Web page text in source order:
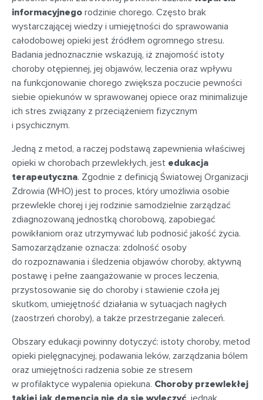
informacyjnego rodzinie chorego. Często brak
wystarczającej wiedzy i umiejętności do sprawowania
całodobowej opieki jest źródłem ogromnego stresu.
Badania jednoznacznie wskazują, iż znajomość istoty
choroby otępiennej, jej objawów, leczenia oraz wpływu
na funkcjonowanie chorego zwiększa poczucie pewności
siebie opiekunów w sprawowanej opiece oraz minimalizuje
ich stres związany z przeciążeniem fizycznym
i psychicznym.
Jedną z metod, a raczej podstawą zapewnienia właściwej
opieki w chorobach przewlekłych, jest edukacja
terapeutyczna. Zgodnie z definicją Światowej Organizacji
Zdrowia (WHO) jest to proces, który umożliwia osobie
przewlekle chorej i jej rodzinie samodzielnie zarządzać
zdiagnozowaną jednostką chorobową, zapobiegać
powikłaniom oraz utrzymywać lub podnosić jakość życia.
Samozarządzanie oznacza: zdolność osoby
do rozpoznawania i śledzenia objawów choroby, aktywną
postawę i pełne zaangażowanie w proces leczenia,
przystosowanie się do choroby i stawienie czoła jej
skutkom, umiejętność działania w sytuacjach nagłych
(zaostrzeń choroby), a także przestrzeganie zaleceń.
Obszary edukacji powinny dotyczyć: istoty choroby, metod
opieki pielęgnacyjnej, podawania leków, zarządzania bólem
oraz umiejętności radzenia sobie ze stresem
w profilaktyce wypalenia opiekuna. Choroby przewlekłej